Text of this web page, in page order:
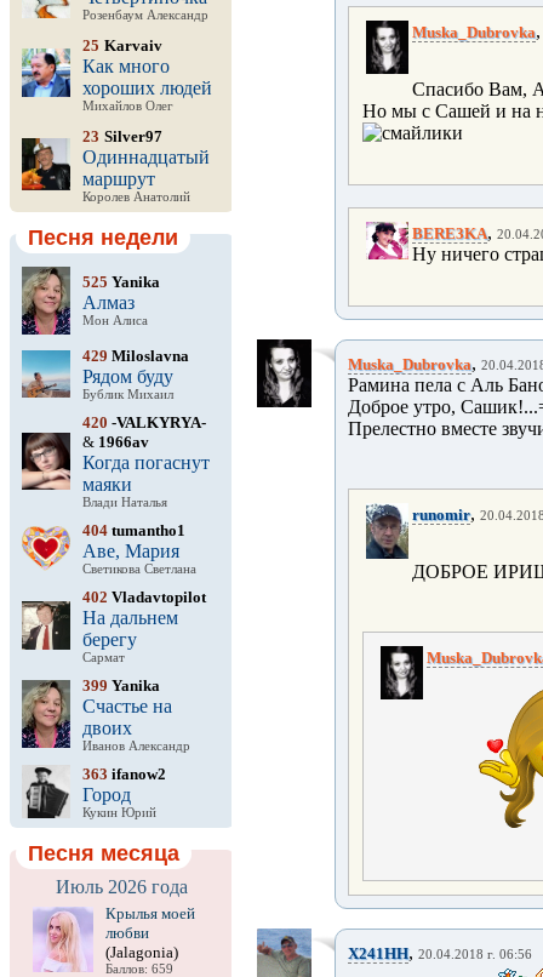
Розенбаум Александр
25 Karvaiv
Как много
хороших людей
Михайлов Олег
23 Silver97
Одиннадцатый
маршрут
Королев Анатолий
Песня недели
525 Yanika
Алмаз
Мон Алиса
429 Miloslavna
Рядом буду
Бублик Михаил
420 -VALKYRYA-
& 1966av
Когда погаснут
маяки
Влади Наталья
404 tumantho1
Аве, Мария
Светикова Светлана
402 Vladavtopilot
На дальнем
берегу
Сармат
399 Yanika
Счастье на
двоих
Иванов Александр
363 ifanow2
Город
Кукин Юрий
Песня месяца
Июль 2026 года
Крылья моей
любви
(Jalagonia)
Баллов: 659
Muska_Dubrovka
Спасибо Вам,
Но мы с Сашей и на
BERE3KA,
Ну ничего
Muska_Dubrovka,
Рамина пела с Аль
Доброе утро,
Прелестно вместе
runomir,
ДОБРОЕ
X241HH, 20.04.2018 г. 06:56